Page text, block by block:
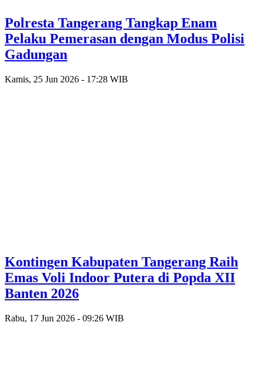
Polresta Tangerang Tangkap Enam
Pelaku Pemerasan dengan Modus Polisi
Gadungan
Kamis, 25 Jun 2026 - 17:28 WIB
Kontingen Kabupaten Tangerang Raih
Emas Voli Indoor Putera di Popda XII
Banten 2026
Rabu, 17 Jun 2026 - 09:26 WIB